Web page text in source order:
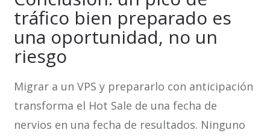
tráfico bien preparado es
una oportunidad, no un
riesgo
Migrar a un VPS y prepararlo con anticipación
transforma el Hot Sale de una fecha de
nervios en una fecha de resultados. Ninguno